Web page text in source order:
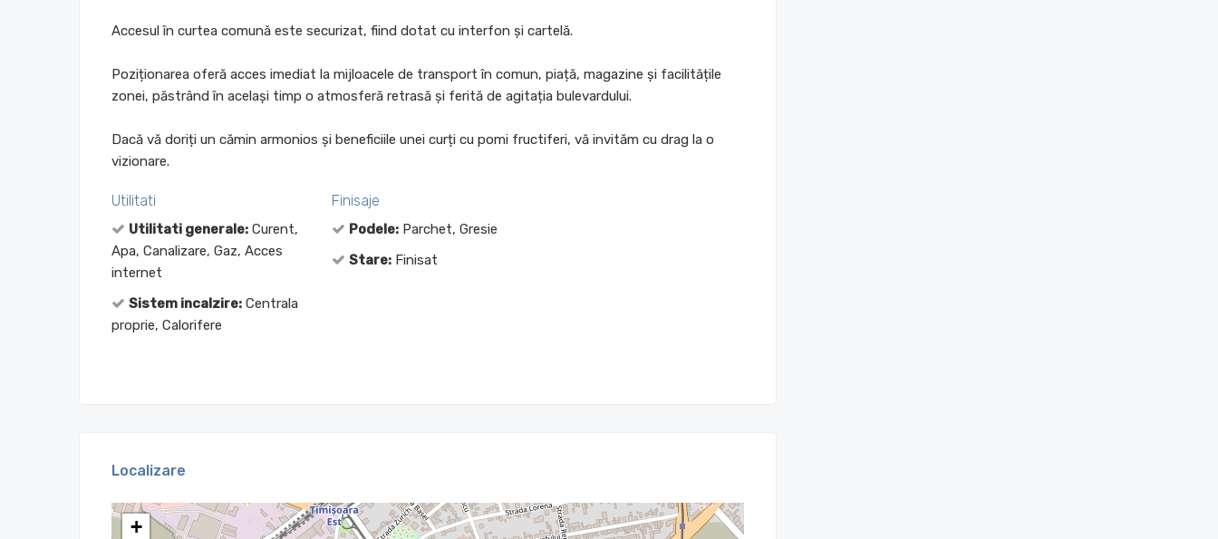
Accesul în curtea comună este securizat, fiind dotat cu interfon și cartelă.
Poziționarea oferă acces imediat la mijloacele de transport în comun, piață, magazine și facilitățile
zonei, păstrând în același timp o atmosferă retrasă și ferită de agitația bulevardului.
Dacă vă doriți un cămin armonios și beneficiile unei curți cu pomi fructiferi, vă invităm cu drag la o
vizionare.
Utilitati
Utilitati generale: Curent,
Apa, Canalizare, Gaz, Acces
internet
Sistem incalzire: Centrala
proprie, Calorifere
Finisaje
Podele:Parchet, Gresie
Stare:Finisat
Localizare
+